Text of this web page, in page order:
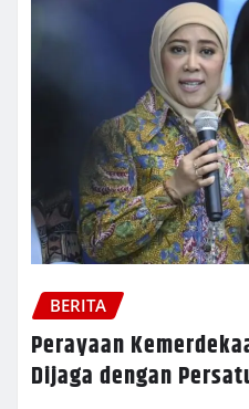
BERITA
Perayaan
Dijaga dengan